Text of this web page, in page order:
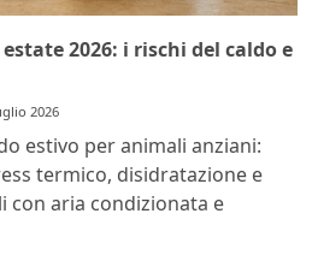
2026: i rischi del caldo e
2026
estivo per animali anziani:
termico, disidratazione e
aria condizionata e